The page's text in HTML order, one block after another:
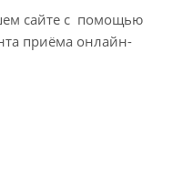
сайте с помощью
приёма онлайн-